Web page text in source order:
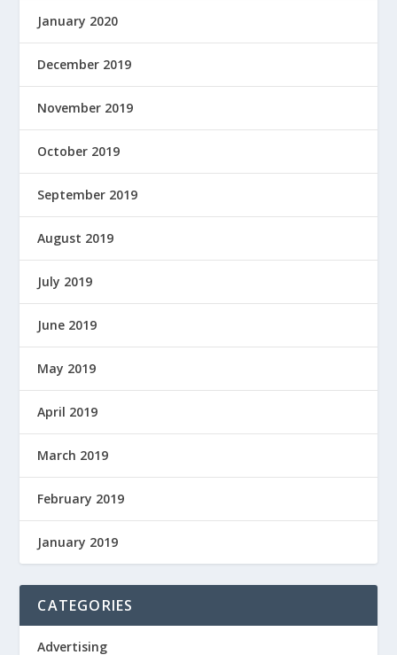
January 2020
December 2019
November 2019
October 2019
September 2019
August 2019
July 2019
June 2019
May 2019
April 2019
March 2019
February 2019
January 2019
CATEGORIES
Advertising